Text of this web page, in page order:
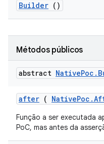
Builder ()
Métodos públicos
abstract NativePoc .
after ( NativePoc .
Função a ser executada
PoC, mas antes da